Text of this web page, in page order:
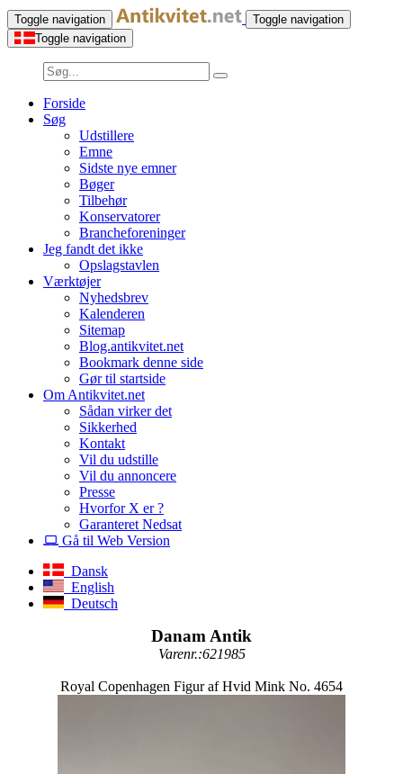
Toggle navigation
Toggle navigation
Toggle navigation
Forside
Søg
Udstillere
Emne
Sidste nye emner
Bøger
Tilbehør
Konservatorer
Brancheforeninger
Jeg fandt det ikke
Opslagstavlen
Værktøjer
Nyhedsbrev
Kalenderen
Sitemap
Blog.antikvitet.net
Bookmark denne side
Gør til startside
Om Antikvitet.net
Sådan virker det
Sikkerhed
Kontakt
Vil du udstille
Vil du annoncere
Presse
Hvorfor X er ?
Garanteret Nedsat
Gå til Web Version
Dansk
English
Deutsch
Danam Antik
Varenr.:621985
Royal Copenhagen Figur af Hvid Mink No. 4654